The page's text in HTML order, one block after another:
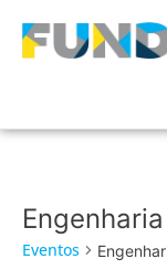
Eventos